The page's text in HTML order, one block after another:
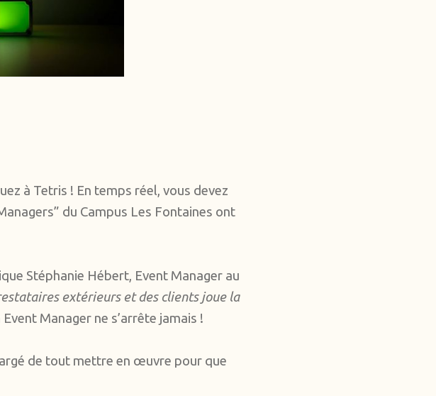
à Tetris ! En temps réel, vous devez
du Campus Les Fontaines ont
Stéphanie Hébert, Event Manager au
extérieurs et des clients joue la
Manager ne s’arrête jamais !
de tout mettre en œuvre pour que